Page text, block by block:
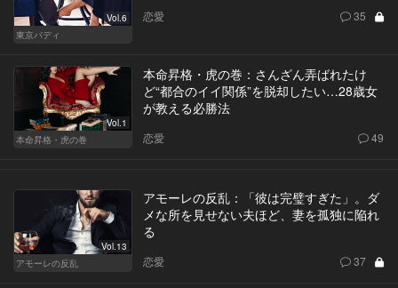
Vol.6
東京バディ
恋愛 35
Vol.1
本命昇格・虎の巻
本命昇格・虎の巻：さんざん弄ばれたけ
ど“都合のイイ関係”を脱却したい…28歳女
が教える必勝法
恋愛 49
Vol.13
アモーレの反乱
アモーレの反乱：「彼は完璧すぎた」。ダ
メな所を見せない夫ほど、妻を孤独に陥れ
る
恋愛 37